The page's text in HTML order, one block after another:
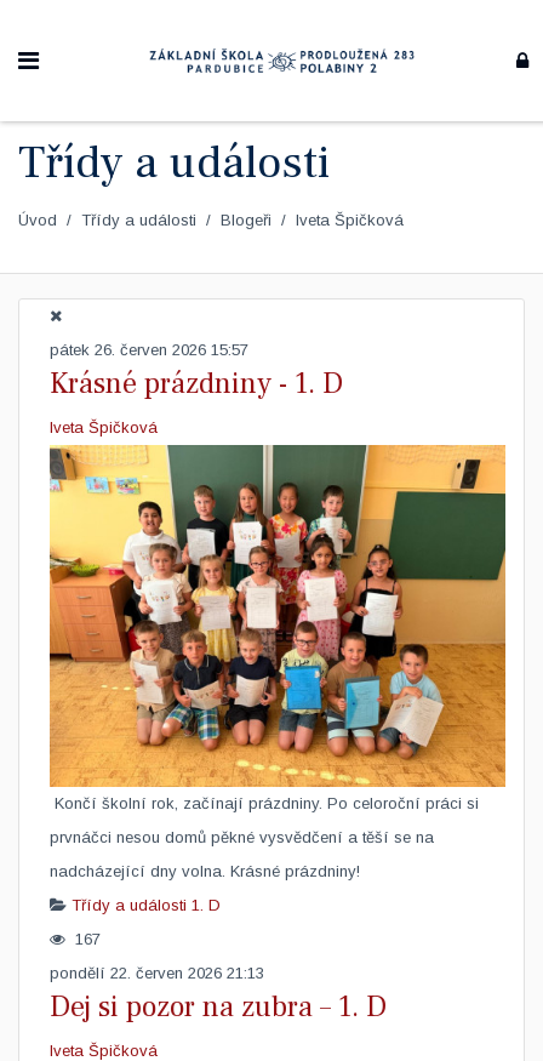
Třídy a události
Úvod Třídy a události Blogeři Iveta Špičková
pátek 26. červen 2026 15:57
Krásné prázdniny - 1. D
Iveta Špičková
​ Končí školní rok, začínají prázdniny. Po celoroční práci si
prvnáčci nesou domů pěkné vysvědčení a těší se na
nadcházející dny volna. Krásné prázdniny!
Třídy a události 1. D
167
pondělí 22. červen 2026 21:13
Dej si pozor na zubra – 1. D
Iveta Špičková